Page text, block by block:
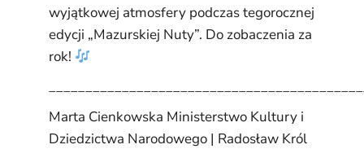
wyjątkowej atmosfery podczas tegorocznej
edycji „Mazurskiej Nuty”. Do zobaczenia za
rok!
Marta Cienkowska Ministerstwo Kultury i
Dziedzictwa Narodowego | Radosław Król